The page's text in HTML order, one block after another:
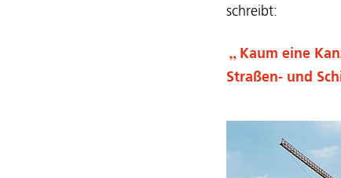
schreibt:
Kaum eine
Straßen- und